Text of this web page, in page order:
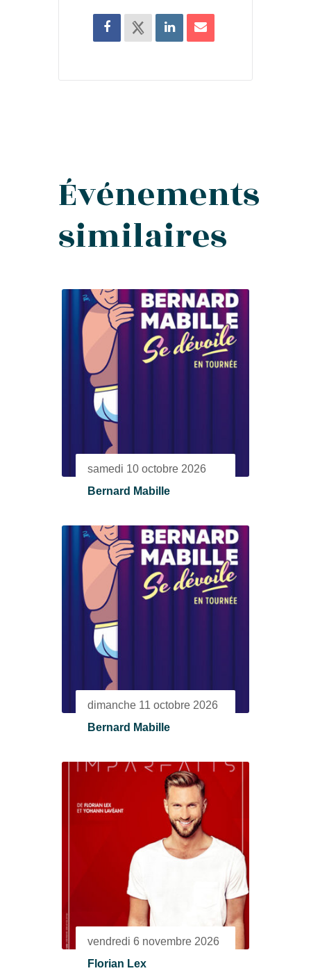
Événements
similaires
samedi 10 octobre 2026
Bernard Mabille
dimanche 11 octobre 2026
Bernard Mabille
vendredi 6 novembre 2026
Florian Lex